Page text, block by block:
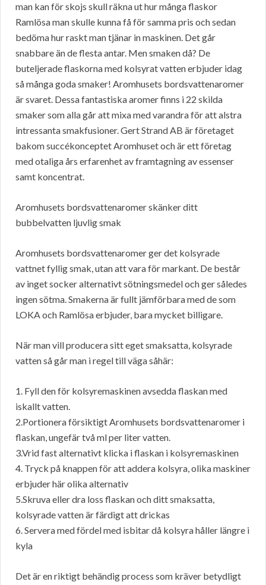
man kan för skojs skull räkna ut hur många flaskor
Ramlösa man skulle kunna få för samma pris och sedan
bedöma hur raskt man tjänar in maskinen. Det går
snabbare än de flesta antar. Men smaken då? De
buteljerade flaskorna med kolsyrat vatten erbjuder idag
så många goda smaker! Aromhusets bordsvattenaromer
är svaret. Dessa fantastiska aromer finns i 22 skilda
smaker som alla går att mixa med varandra för att alstra
intressanta smakfusioner. Gert Strand AB är företaget
bakom succékonceptet Aromhuset och är ett företag
med otaliga års erfarenhet av framtagning av essenser
samt koncentrat.
Aromhusets bordsvattenaromer skänker ditt
bubbelvatten ljuvlig smak
Aromhusets bordsvattenaromer ger det kolsyrade
vattnet fyllig smak, utan att vara för markant. De består
av inget socker alternativt sötningsmedel och ger således
ingen sötma. Smakerna är fullt jämförbara med de som
LOKA och Ramlösa erbjuder, bara mycket billigare.
När man vill producera sitt eget smaksatta, kolsyrade
vatten så går man i regel till väga såhär:
1. Fyll den för kolsyremaskinen avsedda flaskan med
iskallt vatten.
2.Portionera försiktigt Aromhusets bordsvattenaromer i
flaskan, ungefär två ml per liter vatten.
3.Vrid fast alternativt klicka i flaskan i kolsyremaskinen
4. Tryck på knappen för att addera kolsyra, olika maskiner
erbjuder här olika alternativ
5.Skruva eller dra loss flaskan och ditt smaksatta,
kolsyrade vatten är färdigt att drickas
6. Servera med fördel med isbitar då kolsyra håller längre i
kyla
Det är en riktigt behändig process som kräver betydligt